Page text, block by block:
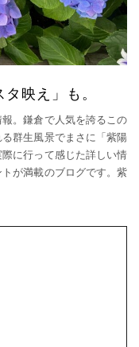
映え」も。
。鎌倉で人気を誇るこの
群生風景でまさに「紫陽
に行って感じた詳しい情
が満載のブログです。紫